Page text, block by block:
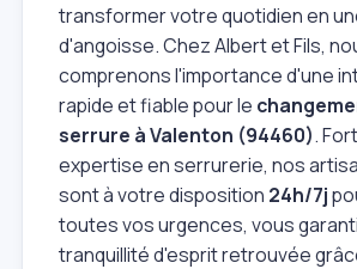
transformer votre quotidien en
d'angoisse. Chez Albert et Fils,
comprenons l'importance d'une
rapide et fiable pour le
serrure à Valenton (94460).
expertise en serrurerie, nos
sont à votre disposition 24h/7j
toutes vos urgences, vous
tranquillité d'esprit retrouvée